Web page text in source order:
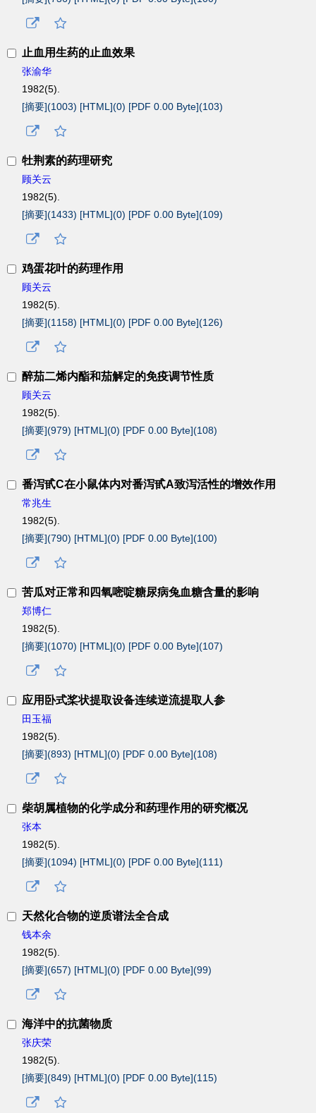
止血用生药的止血效果
张渝华
1982(5).
[摘要](1003) [HTML](0) [PDF 0.00 Byte](103)
牡荆素的药理研究
顾关云
1982(5).
[摘要](1433) [HTML](0) [PDF 0.00 Byte](109)
鸡蛋花叶的药理作用
顾关云
1982(5).
[摘要](1158) [HTML](0) [PDF 0.00 Byte](126)
醉茄二烯内酯和茄解定的免疫调节性质
顾关云
1982(5).
[摘要](979) [HTML](0) [PDF 0.00 Byte](108)
番泻甙C在小鼠体内对番泻甙A致泻活性的增效作用
常兆生
1982(5).
[摘要](790) [HTML](0) [PDF 0.00 Byte](100)
苦瓜对正常和四氧嘧啶糖尿病兔血糖含量的影响
郑博仁
1982(5).
[摘要](1070) [HTML](0) [PDF 0.00 Byte](107)
应用卧式桨状提取设备连续逆流提取人参
田玉福
1982(5).
[摘要](893) [HTML](0) [PDF 0.00 Byte](108)
柴胡属植物的化学成分和药理作用的研究概况
张本
1982(5).
[摘要](1094) [HTML](0) [PDF 0.00 Byte](111)
天然化合物的逆质谱法全合成
钱本余
1982(5).
[摘要](657) [HTML](0) [PDF 0.00 Byte](99)
海洋中的抗菌物质
张庆荣
1982(5).
[摘要](849) [HTML](0) [PDF 0.00 Byte](115)